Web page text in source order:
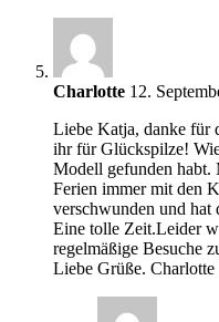
Charlotte 12.
Liebe Katja, danke für
ihr für Glückspilze!
Modell gefunden habt.
Ferien immer mit den
verschwunden und
Eine tolle Zeit.Leider
regelmäßige Besuche
Liebe Grüße. Charlotte